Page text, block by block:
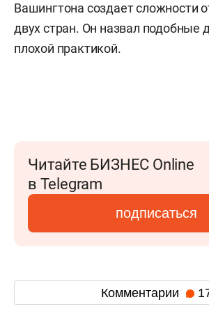
Вашингтона создает сложности
двух стран. Он назвал подобные
плохой практикой.
Читайте БИЗНЕС Online
в Telegram
подписаться
Комментарии